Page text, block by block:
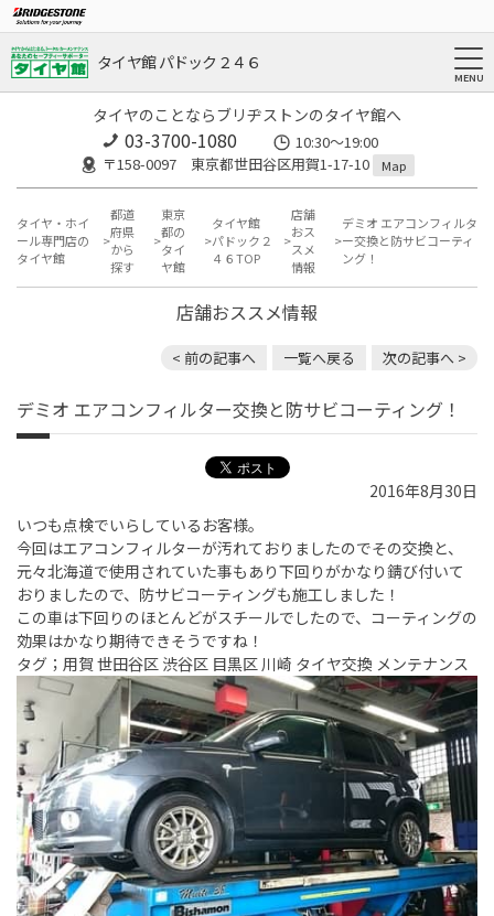
タイヤ館 パドック２４６
タイヤのことならブリヂストンのタイヤ館へ
03-3700-1080
10:30～19:00
〒158-0097 東京都世田谷区用賀1-17-10
Map
タイヤ・ホイ
ール専門店の
タイヤ館
都道
府県
から
探す
東京
都の
タイ
ヤ館
タイヤ館
パドック２
４６TOP
店舗
おス
スメ
情報
デミオ エアコンフィルタ
ー交換と防サビコーティ
ング！
店舗おススメ情報
< 前の記事へ 一覧へ戻る 次の記事へ >
デミオ エアコンフィルター交換と防サビコーティング！
2016年8月30日
いつも点検でいらしているお客様。
今回はエアコンフィルターが汚れておりましたのでその交換と、
元々北海道で使用されていた事もあり下回りがかなり錆び付いて
おりましたので、防サビコーティングも施工しました！
この車は下回りのほとんどがスチールでしたので、コーティングの
効果はかなり期待できそうですね！
タグ；用賀 世田谷区 渋谷区 目黒区 川崎 タイヤ交換 メンテナンス